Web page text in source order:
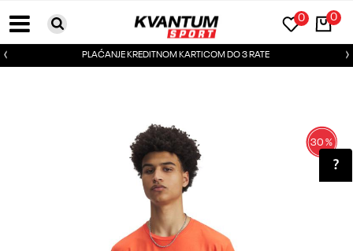
0
0
PLAĆANJE KREDITNOM KARTICOM DO 3 RATE
30%